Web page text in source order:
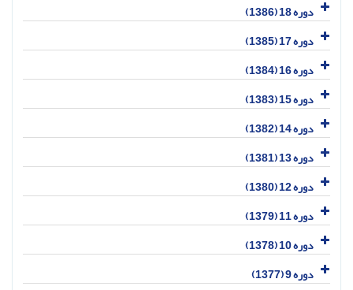
دوره 18 (1386)
دوره 17 (1385)
دوره 16 (1384)
دوره 15 (1383)
دوره 14 (1382)
دوره 13 (1381)
دوره 12 (1380)
دوره 11 (1379)
دوره 10 (1378)
دوره 9 (1377)